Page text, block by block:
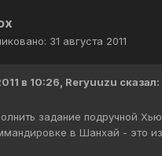
31 августа 2011
в 10:26, Reryuuzu сказал:
задание подручной
в Шанхай - это